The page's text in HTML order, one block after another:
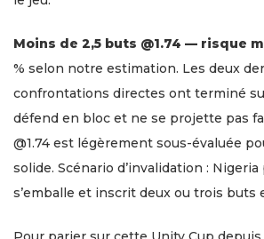
Moins de 2,5 buts @1.74 — risque
% selon notre estimation. Les deux
confrontations directes ont terminé
défend en bloc et ne se projette pas
@1.74 est légèrement sous-évaluée
solide. Scénario d’invalidation :
s’emballe et inscrit deux ou trois buts